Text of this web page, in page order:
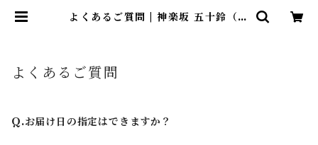
よくあるご質問 | 神楽坂 五十鈴（い
よくあるご質問
Q.お届け日の指定はできますか？